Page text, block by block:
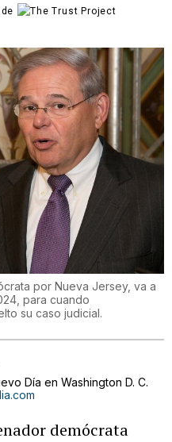
por Nueva Jersey, va a
para cuando
su caso judicial.
Día en Washington D. C.
demócrata